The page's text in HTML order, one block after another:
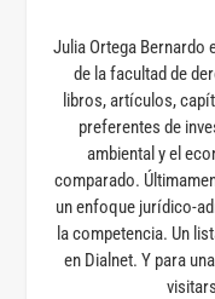
Julia Ortega Bernardo
de la facultad de
libros, artículos,
preferentes de
ambiental y el
comparado.
un enfoque jurídico-
la competencia. Un
en Dialnet. Y para